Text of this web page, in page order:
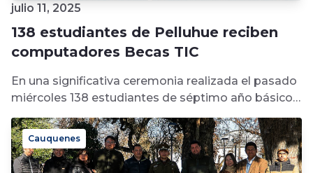
julio 11, 2025
138 estudiantes de Pelluhue reciben
computadores Becas TIC
En una significativa ceremonia realizada el pasado
miércoles 138 estudiantes de séptimo año básico
Cauquenes